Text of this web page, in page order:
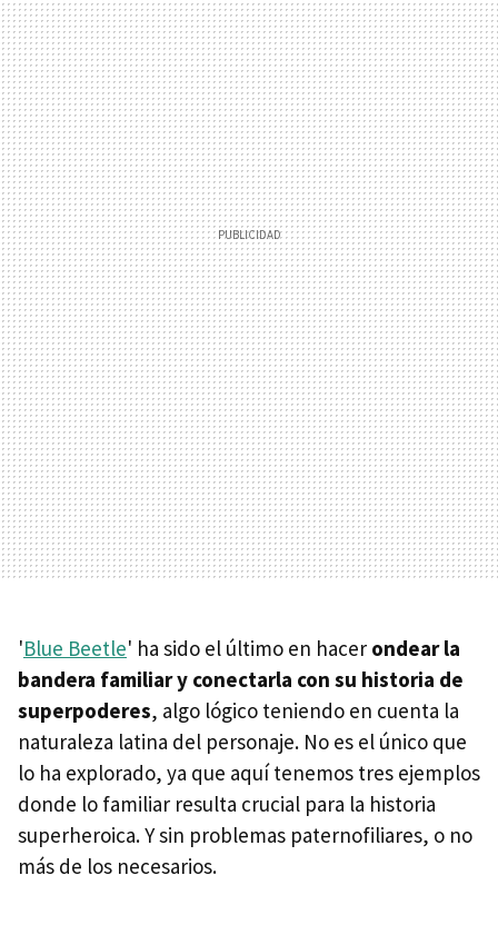
'Blue Beetle' ha sido el último en hacer ondear la
bandera familiar y conectarla con su historia de
superpoderes, algo lógico teniendo en cuenta la
naturaleza latina del personaje. No es el único que
lo ha explorado, ya que aquí tenemos tres ejemplos
donde lo familiar resulta crucial para la historia
superheroica. Y sin problemas paternofiliares, o no
más de los necesarios.